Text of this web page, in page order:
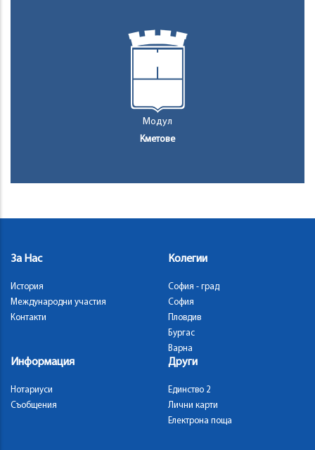
Модул
Кметове
За Нас
История
Международни участия
Контакти
Колегии
София - град
София
Пловдив
Бургас
Варна
Информация
Нотариуси
Съобщения
Други
Единство 2
Лични карти
Електрона поща